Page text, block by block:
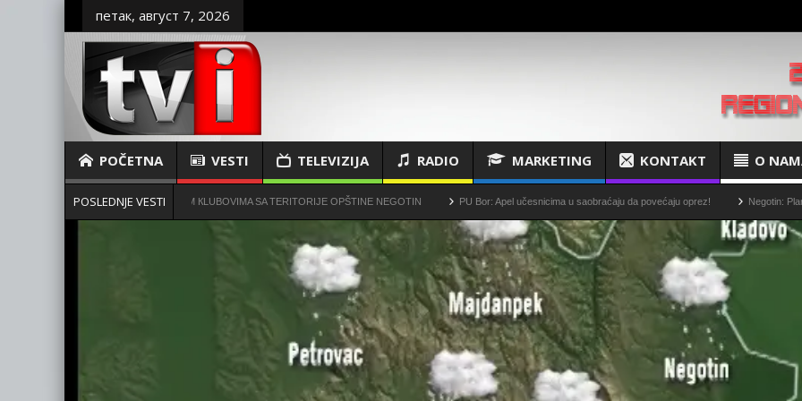
петак, август 7, 2026
POČETNA VESTI TELEVIZIJA RADIO MARKETING KONTAKT O
POSLEDNJE VESTI
FUDBALSКIM КLUBOVIMA SA TERITORIJE OPŠTINE NEGOTIN PU Bor: Apel učesnicima u saobraćaju da povećaju oprez! Negotin: Plansko isključenje